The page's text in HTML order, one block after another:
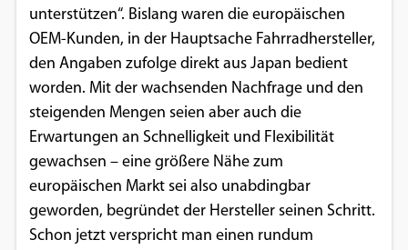
unterstützen“. Bislang waren die europäischen
OEM-Kunden, in der Hauptsache Fahrradhersteller,
den Angaben zufolge direkt aus Japan bedient
worden. Mit der wachsenden Nachfrage und den
steigenden Mengen seien aber auch die
Erwartungen an Schnelligkeit und Flexibilität
gewachsen – eine größere Nähe zum
europäischen Markt sei also unabdingbar
geworden, begründet der Hersteller seinen Schritt.
Schon jetzt verspricht man einen rundum
Um Inhalte von Videoplattformen und
Social Media Plattformen anzeigen zu
können, werden von diesen externen
Medien Cookies gesetzt.
YouTube
Vimeo